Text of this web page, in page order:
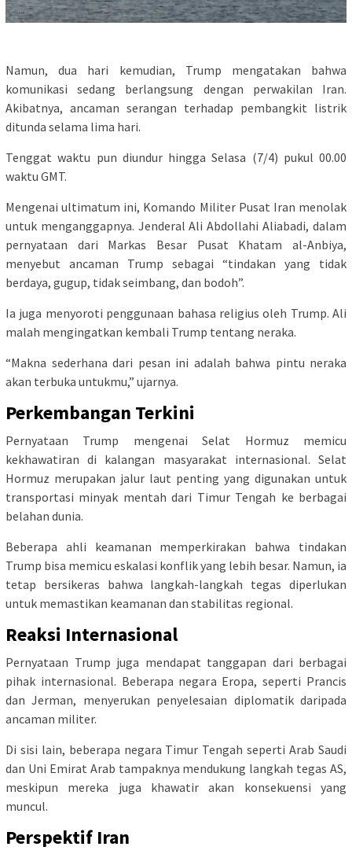
Namun, dua hari kemudian, Trump mengatakan bahwa
komunikasi sedang berlangsung dengan perwakilan Iran.
Akibatnya, ancaman serangan terhadap pembangkit listrik
ditunda selama lima hari.
Tenggat waktu pun diundur hingga Selasa (7/4) pukul 00.00
waktu GMT.
Mengenai ultimatum ini, Komando Militer Pusat Iran menolak
untuk menganggapnya. Jenderal Ali Abdollahi Aliabadi, dalam
pernyataan dari Markas Besar Pusat Khatam al-Anbiya,
menyebut ancaman Trump sebagai “tindakan yang tidak
berdaya, gugup, tidak seimbang, dan bodoh”.
Ia juga menyoroti penggunaan bahasa religius oleh Trump. Ali
malah mengingatkan kembali Trump tentang neraka.
“Makna sederhana dari pesan ini adalah bahwa pintu neraka
akan terbuka untukmu,” ujarnya.
Perkembangan Terkini
Pernyataan Trump mengenai Selat Hormuz memicu
kekhawatiran di kalangan masyarakat internasional. Selat
Hormuz merupakan jalur laut penting yang digunakan untuk
transportasi minyak mentah dari Timur Tengah ke berbagai
belahan dunia.
Beberapa ahli keamanan memperkirakan bahwa tindakan
Trump bisa memicu eskalasi konflik yang lebih besar. Namun, ia
tetap bersikeras bahwa langkah-langkah tegas diperlukan
untuk memastikan keamanan dan stabilitas regional.
Reaksi Internasional
Pernyataan Trump juga mendapat tanggapan dari berbagai
pihak internasional. Beberapa negara Eropa, seperti Prancis
dan Jerman, menyerukan penyelesaian diplomatik daripada
ancaman militer.
Di sisi lain, beberapa negara Timur Tengah seperti Arab Saudi
dan Uni Emirat Arab tampaknya mendukung langkah tegas AS,
meskipun mereka juga khawatir akan konsekuensi yang
muncul.
Perspektif Iran